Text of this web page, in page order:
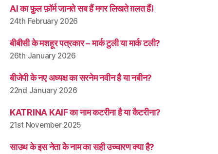
AI का फ़ुल फ़ॉर्म जानते सब हैं मगर लिखते ग़लत हैं!
24th February 2026
बीबीसी के मशहूर पत्रकार – मार्क टुली या मार्क टली?
26th January 2026
बीजेपी के नए अध्यक्ष का सरनेम नवीन है या नबीन?
22nd January 2026
KATRINA KAIF का नाम कटरीना है या कैटरीना?
21st November 2025
साउथ के इस नेता के नाम का सही उच्चारण क्या है?